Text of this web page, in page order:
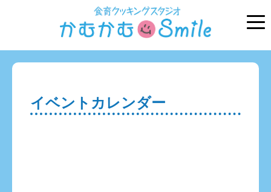
イベントカレンダー